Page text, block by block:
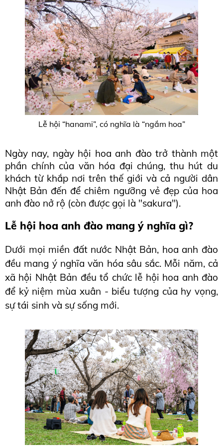
Lễ hội “hanami”, có nghĩa là “ngắm hoa”
Ngày nay, ngày hội hoa anh đào trở thành một
phần chính của văn hóa đại chúng, thu hút du
khách từ khắp nơi trên thế giới và cả người dân
Nhật Bản đến để chiêm ngưỡng vẻ đẹp của hoa
anh đào nở rộ (còn được gọi là "sakura").
Lễ hội hoa anh đào mang ý nghĩa gì?
Dưới mọi miền đất nước Nhật Bản, hoa anh đào
đều mang ý nghĩa văn hóa sâu sắc. Mỗi năm, cả
xã hội Nhật Bản đều tổ chức lễ hội hoa anh đào
để kỷ niệm mùa xuân - biểu tượng của hy vọng,
sự tái sinh và sự sống mới.